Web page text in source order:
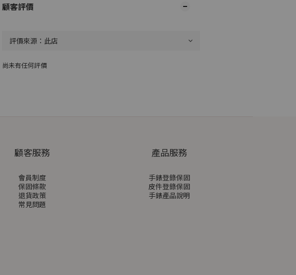
顧客評價
尚未有任何評價
顧客服務
會員制度
保固條款
退貨政策
常見問題
產品服務
手錶登錄保固
皮件登錄保固
手錶產品說明